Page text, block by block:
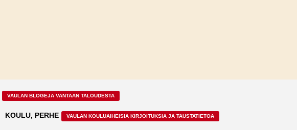
VAULAN BLOGEJA VANTAAN TALOUDESTA
KOULU, PERHE VAULAN KOULUAIHEISIA KIRJOITUKSIA JA TAUSTATIETOA